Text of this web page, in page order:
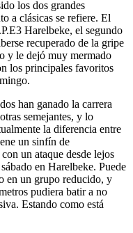
los dos grandes
a clásicas se refiere. El
Harelbeke, el segundo
recuperado de la gripe
y le dejó muy mermado
los principales favoritos
han ganado la carrera
semejantes, y lo
la diferencia entre
un sinfín de
un ataque desde lejos
en Harelbeke. Puede
en un grupo reducido, y
pudiera batir a no
Estando como está